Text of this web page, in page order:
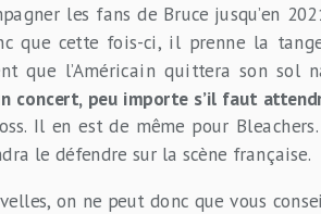
les fans de Bruce jusqu’en
que cette fois-ci, il prenne la
que l’Américain quittera son sol
concert, peu importe s’il faut
Il en est de même pour
le défendre sur la scène française.
on ne peut donc que vous